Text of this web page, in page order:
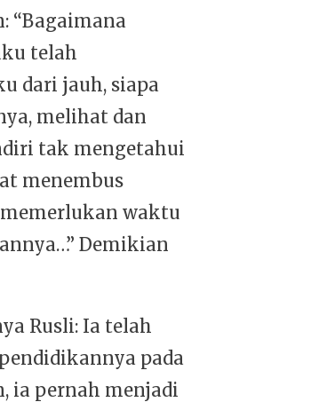
“Bagaimana
telah
dari jauh, siapa
melihat dan
tak mengetahui
menembus
waktu
Demikian
Rusli: Ia telah
pada
ia pernah menjadi